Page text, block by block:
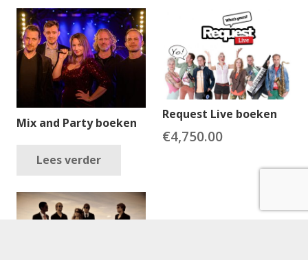
Mix and Party boeken
Lees verder
Request Live boeken
€4,750.00